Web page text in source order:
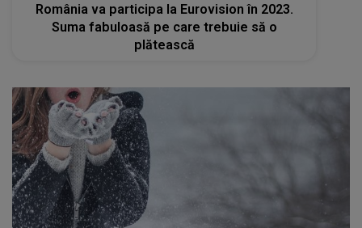
România va participa la Eurovision în 2023.
Suma fabuloasă pe care trebuie să o
plătească